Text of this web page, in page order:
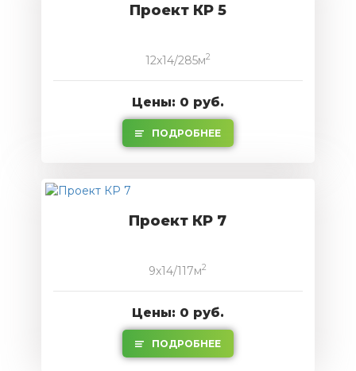
Проект КР 5
12x14/285м2
Цены: 0 руб.
ПОДРОБНЕЕ
Проект КР 7
9x14/117м2
Цены: 0 руб.
ПОДРОБНЕЕ